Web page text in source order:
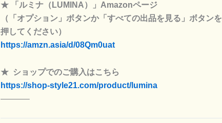
★ 「ルミナ（LUMINA）」Amazonページ
（「オプション」ボタンか「すべての出品を見る」ボタンを
押してください）
https://amzn.asia/d/08Qm0uat
★ ショップでのご購入はこちら
https://shop-style21.com/product/lumina
———–